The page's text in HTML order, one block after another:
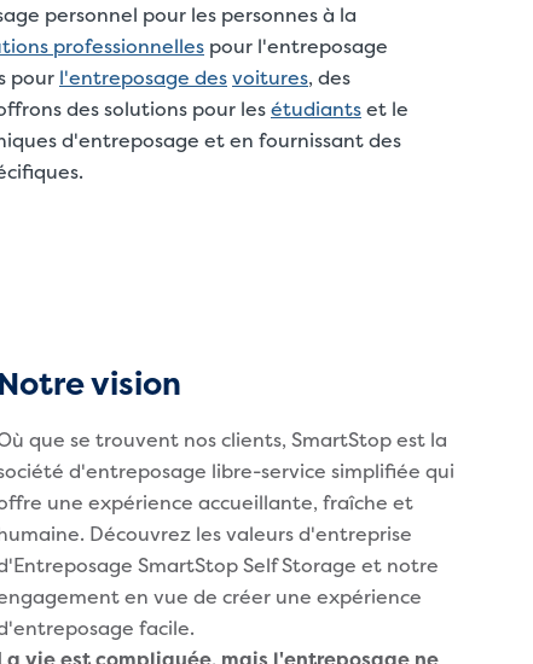
personnel pour les personnes à la
professionnelles pour l'entreposage
pour l'entreposage desvoitures, des
des solutions pour lesétudiantset le
d'entreposage et en fournissant des
Notre vision
que se trouvent nos clients, SmartStop est la
d'entreposage libre-service simplifiée qui
une expérience accueillante, fraîche et
Découvrez les valeurs d'entreprise
SmartStop Self Storage et notre
en vue de créer une expérience
facile.